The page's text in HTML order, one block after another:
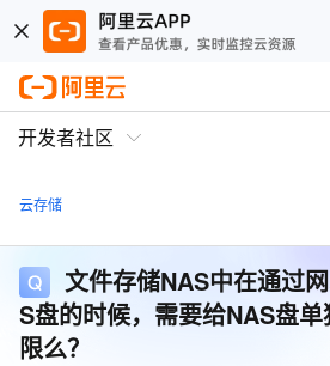
开发者社区
云存储
文件存储NAS中在通过
S盘的时候，需要给NAS盘
限么？